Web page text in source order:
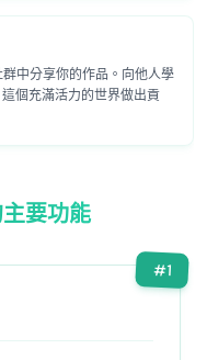
中分享你的作品。向他人學
個充滿活力的世界做出貢
要功能
#1